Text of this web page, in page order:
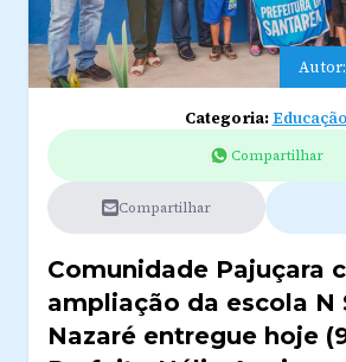
Categoria:Educação
Compartilhar
Compartilhar
Comunidade Pajuçara
ampliação da escola N
Nazaré entregue hoje